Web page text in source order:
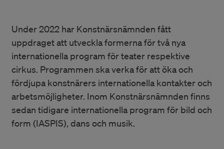
Under 2022 har Konstnärsnämnden fått
uppdraget att utveckla formerna för två nya
internationella program för teater respektive
cirkus. Programmen ska verka för att öka och
fördjupa konstnärers internationella kontakter och
arbetsmöjligheter. Inom Konstnärsnämnden finns
sedan tidigare internationella program för bild och
form (IASPIS), dans och musik.